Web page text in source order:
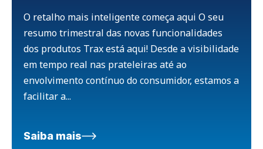
O retalho mais inteligente começa aqui O seu
resumo trimestral das novas funcionalidades
dos produtos Trax está aqui! Desde a visibilidade
em tempo real nas prateleiras até ao
envolvimento contínuo do consumidor, estamos a
facilitar a...
Saiba mais